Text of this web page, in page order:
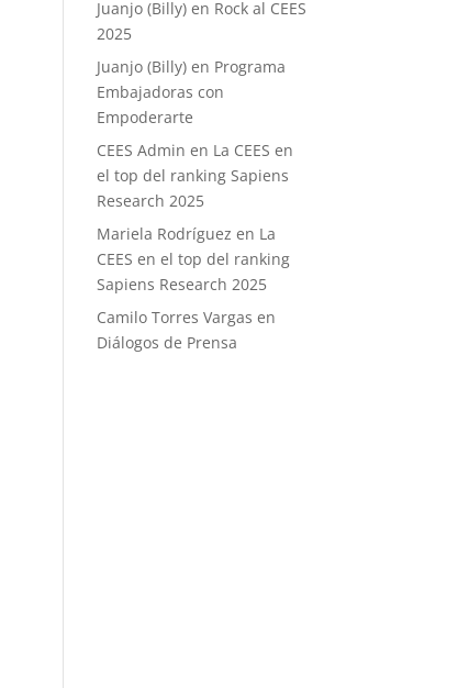
Juanjo (Billy) en Rock al CEES
2025
Juanjo (Billy) en Programa
Embajadoras con
Empoderarte
CEES Admin en La CEES en
el top del ranking Sapiens
Research 2025
Mariela Rodríguez en La
CEES en el top del ranking
Sapiens Research 2025
Camilo Torres Vargas en
Diálogos de Prensa